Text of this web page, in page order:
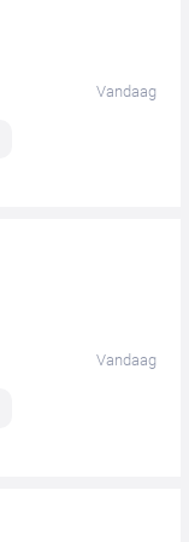
Vandaag
Vandaag